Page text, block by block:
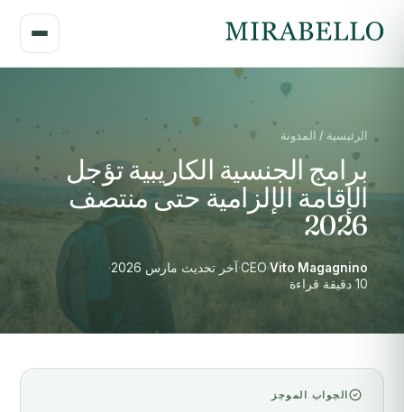
الرئيسية / المدونة
برامج الجنسية الكاريبية تؤجل
الإقامة الإلزامية حتى منتصف
2026
Vito Magagnino
·
CEO
·آخر تحديث مارس 2026
·
10 دقيقة قراءة
الجواب الموجز